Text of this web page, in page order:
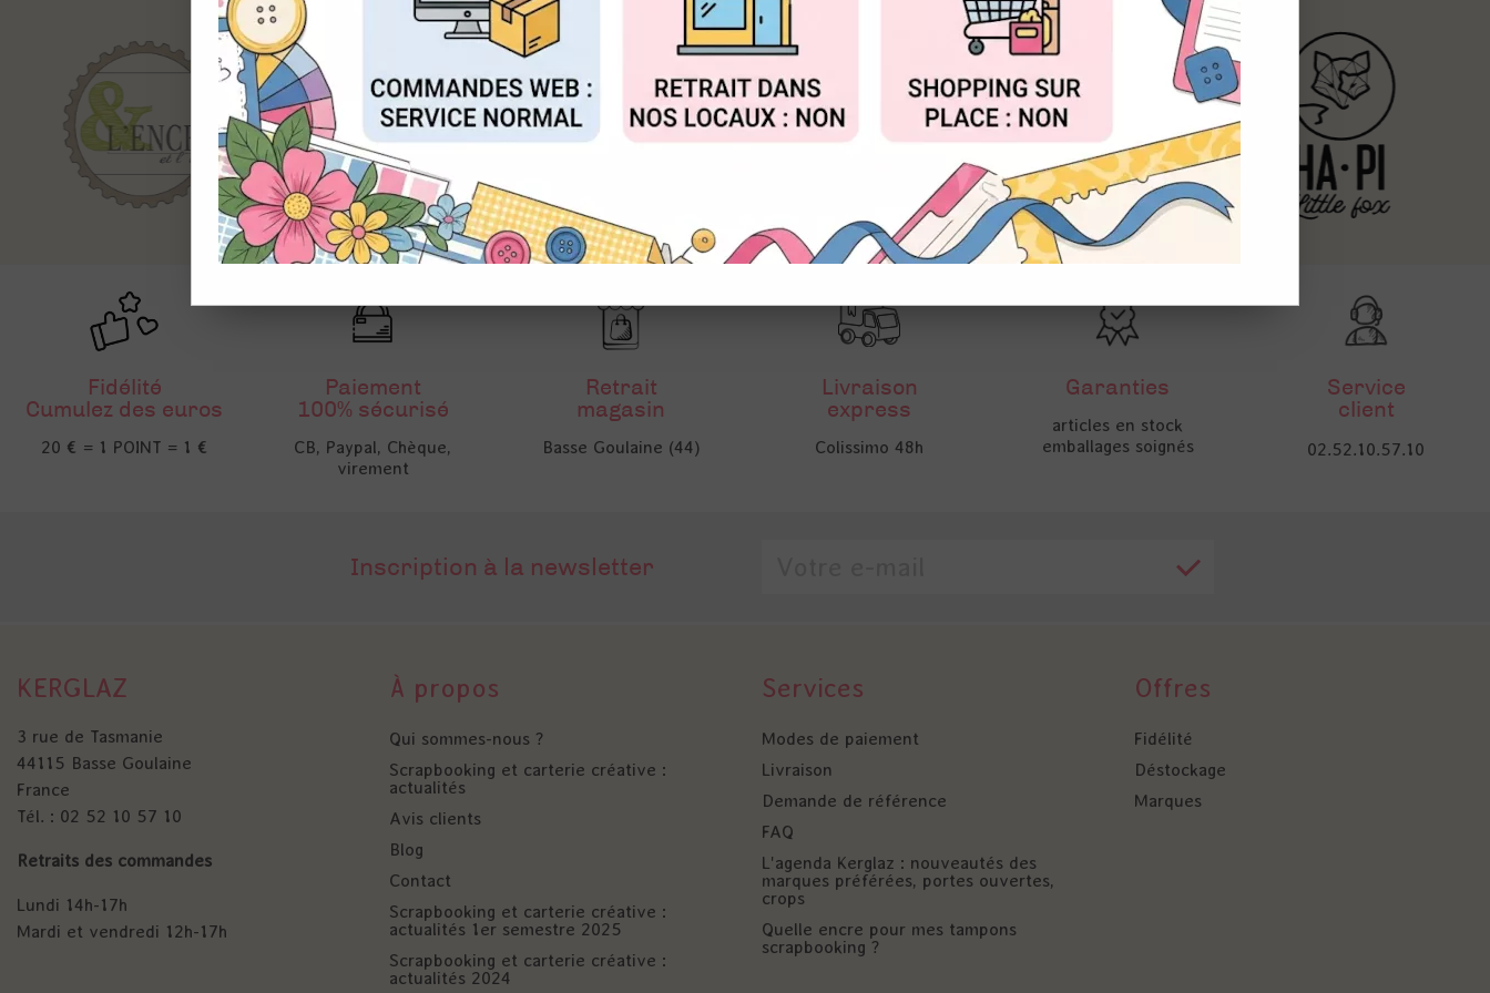
Fidélité
Cumulez des euros
20 € = 1 POINT = 1 €
Paiement
100% sécurisé
CB, Paypal, Chèque,
virement
Retrait
magasin
Basse Goulaine (44)
Livraison
express
Colissimo 48h
Garanties
articles en stock
emballages soignés
Service
client
02.52.10.57.10
Inscription à la newsletter
KERGLAZ
3 rue de Tasmanie
44115 Basse Goulaine
France
Tél. : 02 52 10 57 10
Retraits des commandes
Lundi 14h-17h
Mardi et vendredi 12h-17h
À propos
Qui sommes-nous ?
Scrapbooking et carterie créative :
actualités
Avis clients
Blog
Contact
Scrapbooking et carterie créative :
actualités 1er semestre 2025
Scrapbooking et carterie créative :
actualités 2024
Services
Modes de paiement
Livraison
Demande de référence
FAQ
L'agenda Kerglaz : nouveautés des
marques préférées, portes ouvertes,
crops
Quelle encre pour mes tampons
scrapbooking ?
Offres
Fidélité
Déstockage
Marques
CONFIGURER ACCEPTER TOUT